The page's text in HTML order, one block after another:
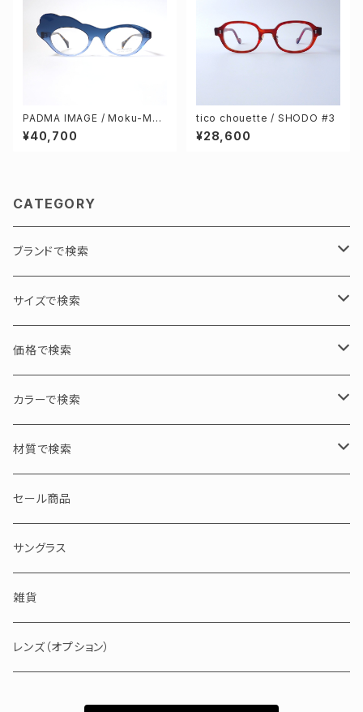
PADMA IMAGE / Moku-Mok
u col.125 [blue gradation]
¥40,700
tico chouette / SHODO #3
¥28,600
CATEGORY
ブランドで検索
PADMA IMAGE / パドマイメージ
GEOMETRY / 幾何学
ASYMMETRY / 左右非対称
N PRODUCT / エヌプロダクト
tico chouette / ティコシュエット
サイズで検索
L / 大サイズ
M / 中サイズ
S / 小サイズ
価格で検索
30000円以下
30000～50000円
50000～100000円
100000円以上
カラーで検索
ブラック・グレー・クリア
ブラウン・イエロー・ホワイト
ピンク・レッド・パープル
ブルー・グリーン
材質で検索
アセテート
セルロイド
メタル
バッファローホーン
セール商品
サングラス
雑貨
レンズ（オプション）